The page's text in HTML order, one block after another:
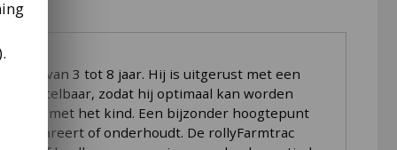
van 3 tot 8 jaar. Hij is uitgerust met een
verstelbaar, zodat hij optimaal kan worden
mee met het kind. Een bijzonder hoogtepunt
repareert of onderhoudt. De rollyFarmtrac